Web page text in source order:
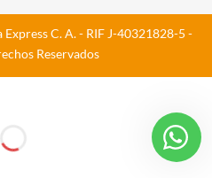
C. A. - RIF J-40321828-5 -
Reservados